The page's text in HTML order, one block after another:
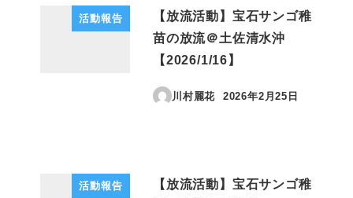
活動報告
【放流活動】宝石サンゴ稚
苗の放流＠土佐清水沖
【2026/1/16】
川村麗花
投稿日
2026年2月25日
活動報告
【放流活動】宝石サンゴ稚